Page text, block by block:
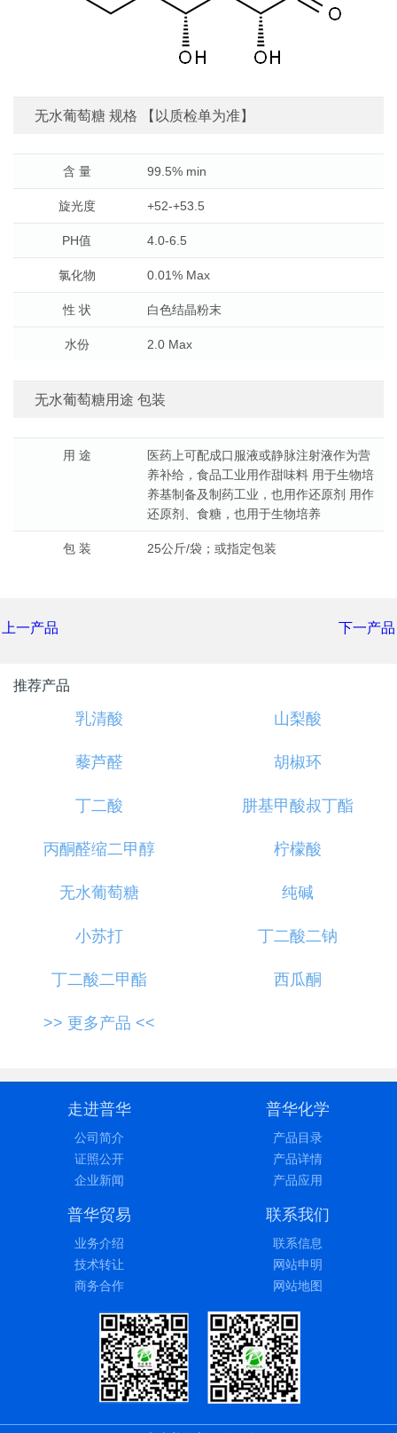
含 量 99.5% min
旋光度 +52-+53.5
PH值 4.0-6.5
氯化物 0.01% Max
性 状 白色结晶粉末
医药上可配成口服液或静脉注射液作为营
养补给，食品工业用作甜味料 用于生物培
养基制备及制药工业，也用作还原剂 用作
还原剂、食糖，也用于生物培养
乳清酸 山梨酸
藜芦醛 胡椒环
丁二酸 肼基甲酸叔丁酯
丙酮醛缩二甲醇 柠檬酸
无水葡萄糖 纯碱
小苏打 丁二酸二钠
丁二酸二甲酯
走进普华
公司简介
企业新闻
普华化学
产品目录
产品应用
普华贸易
业务介绍
商务合作
联系我们
联系信息
网站地图